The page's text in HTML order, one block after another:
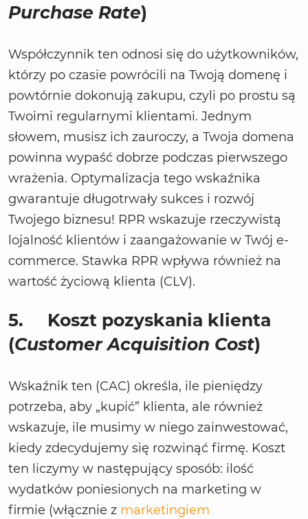
Purchase Rate)
Współczynnik ten odnosi się do użytkowników,
którzy po czasie powrócili na Twoją domenę i
powtórnie dokonują zakupu, czyli po prostu są
Twoimi regularnymi klientami. Jednym
słowem, musisz ich zauroczy, a Twoja domena
powinna wypaść dobrze podczas pierwszego
wrażenia. Optymalizacja tego wskaźnika
gwarantuje długotrwały sukces i rozwój
Twojego biznesu! RPR wskazuje rzeczywistą
lojalność klientów i zaangażowanie w Twój e-
commerce. Stawka RPR wpływa również na
wartość życiową klienta (CLV).
5.
Koszt pozyskania klienta
(Customer Acquisition Cost)
Wskaźnik ten (CAC) określa, ile pieniędzy
potrzeba, aby „kupić” klienta, ale również
wskazuje, ile musimy w niego zainwestować,
kiedy zdecydujemy się rozwinąć firmę. Koszt
ten liczymy w następujący sposób: ilość
wydatków poniesionych na marketing w
firmie (włącznie z marketingiem